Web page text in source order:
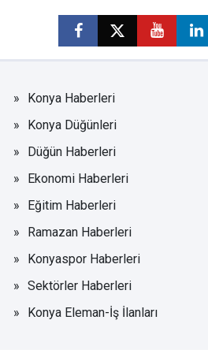
Konya Haberleri
Konya Düğünleri
Düğün Haberleri
Ekonomi Haberleri
Eğitim Haberleri
Ramazan Haberleri
Konyaspor Haberleri
Sektörler Haberleri
Konya Eleman-İş İlanları